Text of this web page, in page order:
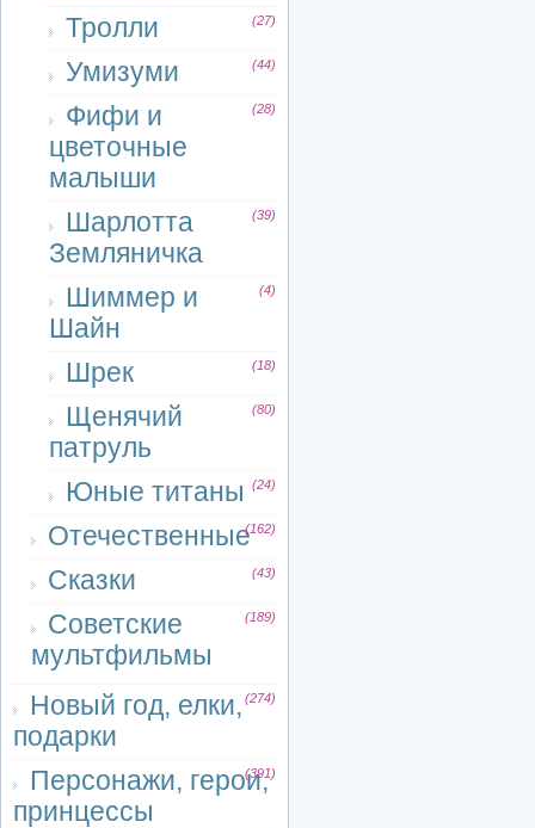
Тролли (27)
Умизуми (44)
Фифи и
цветочные
малыши
(28)
Шарлотта
Земляничка
(39)
Шиммер и
Шайн
(4)
Шрек (18)
Щенячий
патруль
(80)
Юные титаны (24)
Отечественные(162)
Сказки (43)
Советские
мультфильмы
(189)
Новый год, елки,
подарки
(274)
Персонажи, герои,
принцессы
(391)